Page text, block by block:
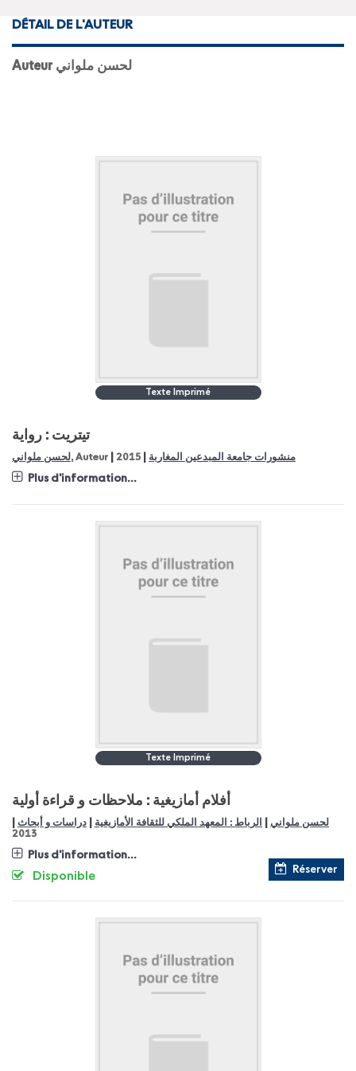
DÉTAIL DE L'AUTEUR
Auteur لحسن ملواني
Texte Imprimé
تيتريت : رواية
لحسن ملواني, Auteur منشورات جامعة المبدعين المغاربة 2015
Plus d'information...
Texte Imprimé
أفلام أمازيغية : ملاحظات و قراءة أولية
لحسن ملواني الرباط : المعهد الملكي للثقافة الأمازيغية دراسات و أبحاث
2013
Plus d'information...
Réserver
Disponible